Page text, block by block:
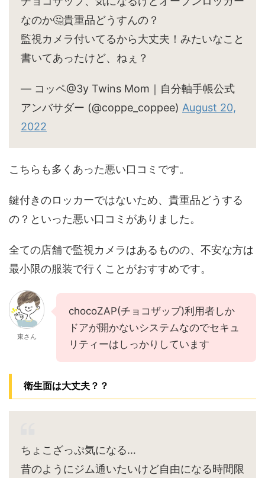
なのか🤔貴重品どうすんの？
監視カメラ付いてるから大丈夫！みたいなこと
書いてあったけど、ねぇ？
— コッペ@3y Twins Mom｜自分軸手帳公式
アンバサダー (@coppe_coppee) August 20,
2022
こちらも多くあった悪い口コミです。
鍵付きのロッカーではないため、貴重品どうする
の？といった悪い口コミがありました。
全ての店舗で監視カメラはあるものの、不安な方は
最小限の服装で行くことがおすすめです。
東さん
chocoZAP(チョコザップ)利用者しか
ドアが開かないシステムなのでセキュ
リティーはしっかりしています
衛生面は大丈夫？？
ちょこざっぷ気になる…
昔のようにジム通いたいけど自由になる時間限